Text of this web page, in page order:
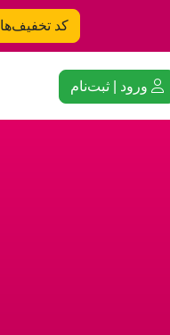
کد تخفیف‌ها
ورود | ثبت‌نام